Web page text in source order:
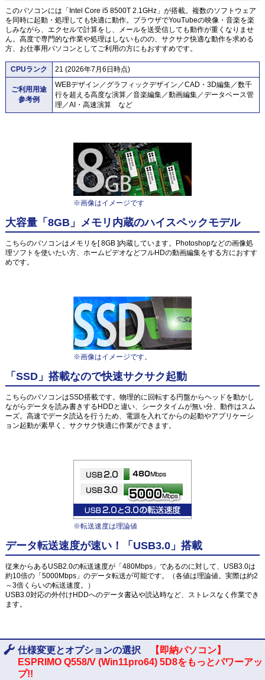
このパソコンには「Intel Core i5 8500T 2.1GHz」が搭載。複数のソフトウェア
を同時に起動・処理しても快適に動作。ブラウザでYouTubeの映像・音楽を楽
しみながら、エクセルで計算をし、メールを送受信しても動作が重くなりませ
ん。高度で専門的な作業や処理はしないものの、サクサク快適な動作を求める
方、お仕事用パソコンとしてご利用の方にもおすすめです。
CPUランク 21 (2026年7月6日時点)
ご利用用途
参考例
WEBデザイン／グラフィックデザイン／CAD・3D編集／数千
行を超える高度な演算／音楽編集／動画編集／データベース管
理／AI・高速演算 など
※画像はイメージです
大容量「8GB」メモリ内蔵のハイスペックモデル
こちらのパソコンはメモリを[ 8GB ]内蔵しています。Photoshopなどの画像処
理ソフトを使いたい方、ホームビデオなどフルHDの動画編集をする方におすす
めです。
※画像はイメージです。
「SSD」搭載なので快速サクサク起動
こちらのパソコンはSSD搭載です。物理的に回転する円盤からヘッドを動かし
ながらデータを読み書きするHDDと違い、シークタイムが無い分、動作はスム
ーズ。高速でデータ読込を行うため、電源を入れてからの起動やアプリケーシ
ョン起動が素早く、サクサク快適に作業ができます。
※転送速度は理論値
データ転送速度が速い！「USB3.0」搭載
従来からあるUSB2.0の転送速度が「480Mbps」であるのに対して、USB3.0は
約10倍の「5000Mbps」のデータ転送が可能です。（各値は理論値。実際は約2
～3倍くらいの転送速度。）
USB3.0対応の外付けHDDへのデータ書込や読込時など、ストレスなく作業でき
ます。
仕様変更とオプションの選択
【即納パソコン】
ESPRIMO Q558/V (Win11pro64) 5D8をもっとパワーアッ
プ!!